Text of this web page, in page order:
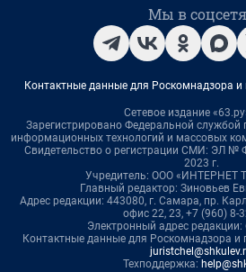
Мы в
Контактные данные для Роскомнадзора и
Сетевое издание
Зарегистрировано Федеральной службой
информационных технологий и массовых
Свидетельство о регистрации СМИ: ЭЛ №
2023 г.
Учредитель: ООО «ИНТЕРНЕТ
Главный редактор: Зиновьев
Адрес редакции: 443080, г. Самара, пр.
офис 22, 23, +7 (960) 8-
Электронный адрес редакции:
Контактные данные для Роскомнадзора и
Техподдержка: